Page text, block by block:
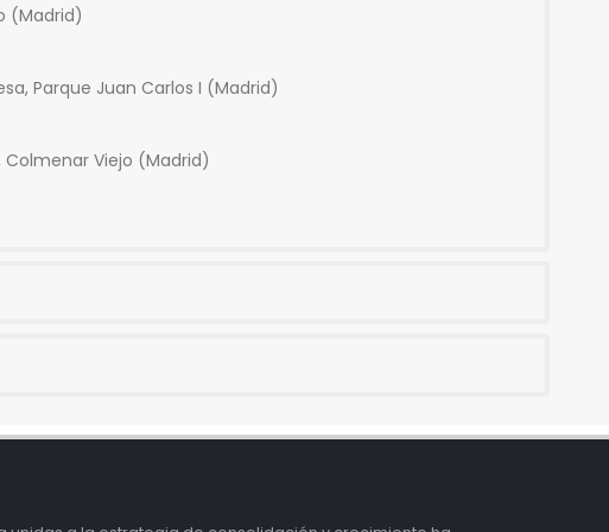
(Madrid)
Parque Juan Carlos I (Madrid)
Colmenar Viejo (Madrid)